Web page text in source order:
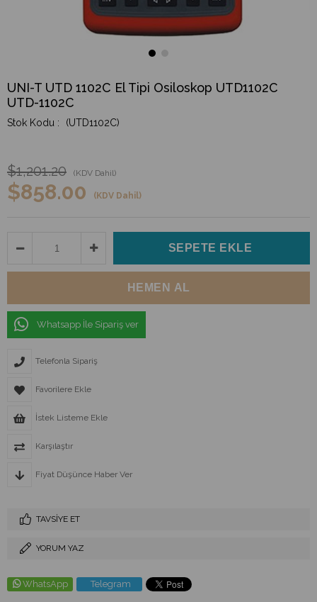
UNI-T UTD 1102C El Tipi Osiloskop UTD1102C
UTD-1102C
(UTD1102C)
$1,201.20 (KDV Dahil)
$858.00 (KDV Dahil)
Whatsapp İle Sipariş ver
Telefonla Sipariş
Favorilere Ekle
İstek Listeme Ekle
Karşılaştır
Fiyat Düşünce Haber Ver
TAVSIYE ET
YORUM YAZ
WhatsApp Telegram